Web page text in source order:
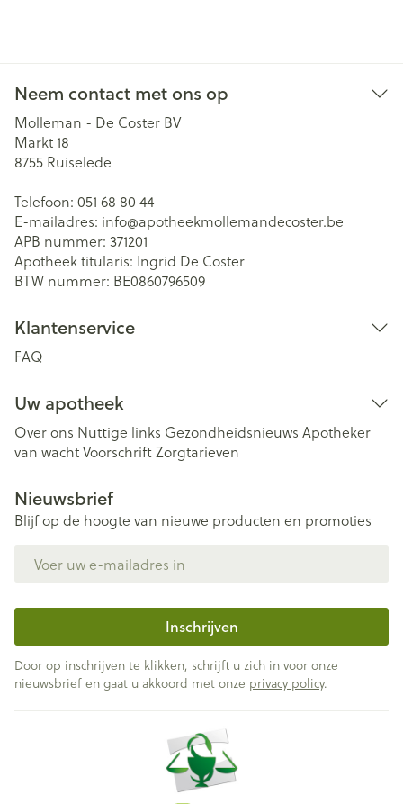
Neem contact met ons op
Molleman - De Coster BV
Markt 18
8755 Ruiselede
Telefoon: 051 68 80 44
E-mailadres: info@apotheekmollemandecoster.be
APB nummer: 371201
Apotheek titularis: Ingrid De Coster
BTW nummer: BE0860796509
Klantenservice
FAQ
Uw apotheek
Over ons Nuttige links Gezondheidsnieuws Apotheker
van wachtVoorschriftZorgtarieven
Nieuwsbrief
Blijf op de hoogte van nieuwe producten en promoties
Inschrijven
Door op inschrijven te klikken, schrijft u zich in voor onze
nieuwsbrief en gaat u akkoord met onze privacy policy.